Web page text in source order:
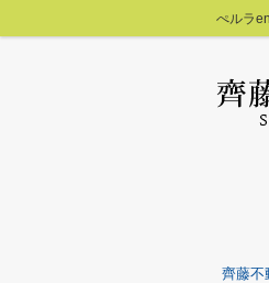
ぺルラ
齊藤不